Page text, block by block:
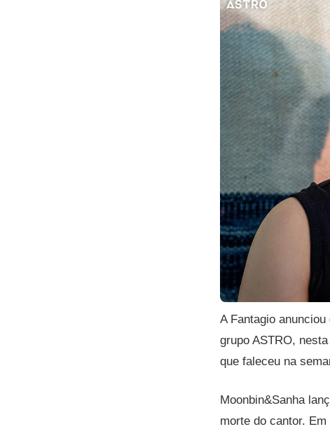
A Fantagio
grupo ASTRO,
que faleceu na
Moonbin&Sanha
morte do cantor.